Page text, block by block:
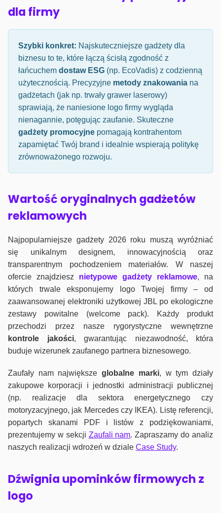
dla firmy
Szybki konkret: Najskuteczniejsze gadżety dla
biznesu to te, które łączą ścisłą zgodność z
łańcuchem dostaw ESG (np. EcoVadis) z codzienną
użytecznością. Precyzyjne metody znakowania na
gadżetach (jak np. trwały grawer laserowy)
sprawiają, że naniesione logo firmy wygląda
nienagannie, potęgując zaufanie. Skuteczne
gadżety promocyjne pomagają kontrahentom
zapamiętać Twój brand i idealnie wspierają politykę
zrównoważonego rozwoju.
Wartość oryginalnych gadżetów
reklamowych
Najpopularniejsze gadżety 2026 roku muszą wyróżniać
się unikalnym designem, innowacyjnością oraz
transparentnym pochodzeniem materiałów. W naszej
ofercie znajdziesz nietypowe gadżety reklamowe, na
których trwale eksponujemy logo Twojej firmy – od
zaawansowanej elektroniki użytkowej JBL po ekologiczne
zestawy powitalne (welcome pack). Każdy produkt
przechodzi przez nasze rygorystyczne wewnętrzne
kontrole jakości, gwarantując niezawodność, która
buduje wizerunek zaufanego partnera biznesowego.
Zaufały nam największeglobalne marki, w tym działy
zakupowe korporacji i jednostki administracji publicznej
(np. realizacje dla sektora energetycznego czy
motoryzacyjnego, jak Mercedes czy IKEA). Listę referencji,
popartych skanami PDF i listów z podziękowaniami,
prezentujemy w sekcji Zaufali nam. Zapraszamy do analiz
naszych realizacji wdrożeń w dziale Case Study.
Dźwignia upominków firmowych z
logo